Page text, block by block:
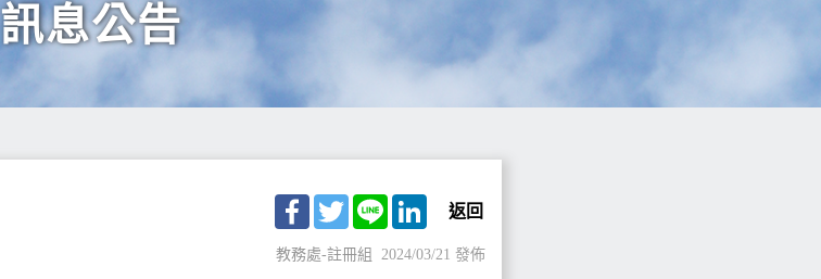
訊息公告
Facebook
TwitterLine LinkedIn
返回
教務處-註冊組 2024/03/21 發佈